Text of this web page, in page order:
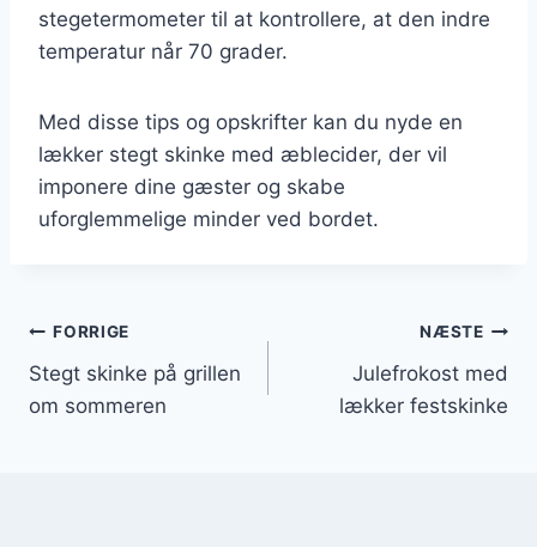
stegetermometer til at kontrollere, at den indre
temperatur når 70 grader.
Med disse tips og opskrifter kan du nyde en
lækker stegt skinke med æblecider, der vil
imponere dine gæster og skabe
uforglemmelige minder ved bordet.
Indlægsnavigation
FORRIGE
Stegt skinke på grillen
om sommeren
NÆSTE
Julefrokost med
lækker festskinke